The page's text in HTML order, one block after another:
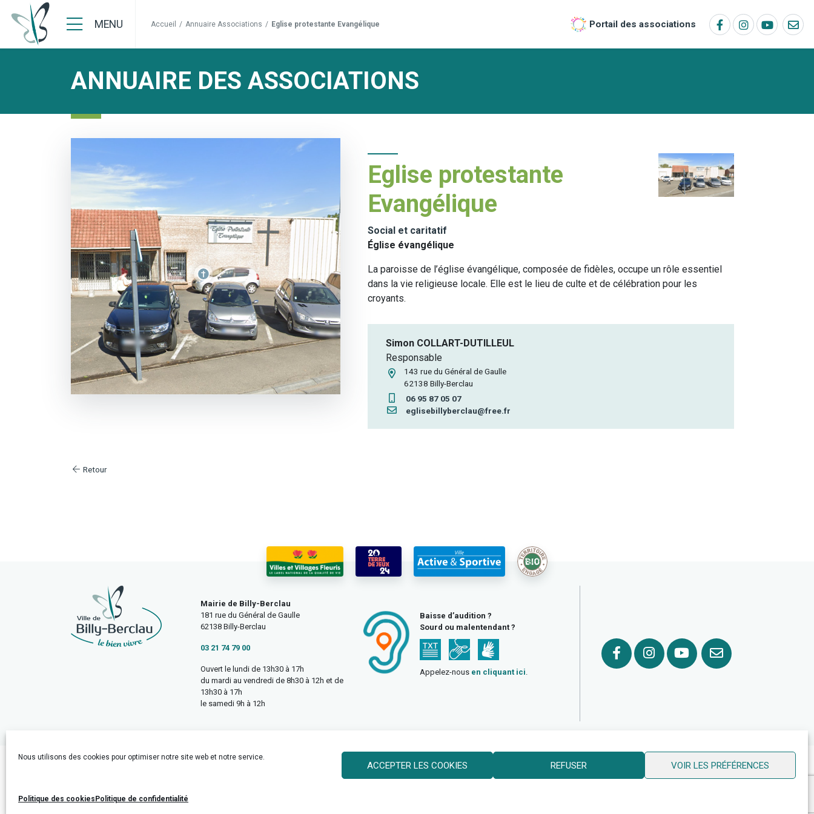
Nous utilisons des cookies pour optimiser notre site web et notre service.
ACCEPTER LES COOKIES REFUSER VOIR LES PRÉFÉRENCES
Politique des cookies Politique de confidentialité
MENU Accueil / Annuaire Associations / Eglise protestante Evangélique Portail des associations
ANNUAIRE DES ASSOCIATIONS
Eglise protestante
Evangélique
Social et caritatif
Église évangélique
La paroisse de l’église évangélique, composée de fidèles, occupe un rôle essentiel
dans la vie religieuse locale. Elle est le lieu de culte et de célébration pour les
croyants.
Simon COLLART-DUTILLEUL
Responsable
143 rue du Général de Gaulle
62138 Billy-Berclau
06 95 87 05 07
eglisebillyberclau@free.fr
Retour
Mairie de Billy-Berclau
181 rue du Général de Gaulle
62138 Billy-Berclau
03 21 74 79 00
Ouvert le lundi de 13h30 à 17h
du mardi au vendredi de 8h30 à 12h et de
13h30 à 17h
le samedi 9h à 12h
Baisse d’audition ?
Sourd ou malentendant ?
Appelez-nous en cliquant ici.
© 2026 Ville de Billy Berclau —neoweb.fr